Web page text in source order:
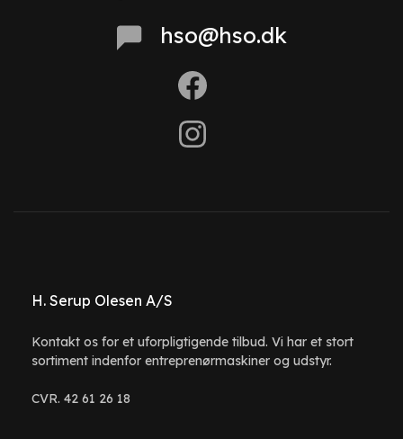
hso@hso.dk
H. Serup Olesen A/S
Kontakt os for et uforpligtigende tilbud. Vi har et stort
sortiment indenfor entreprenørmaskiner og udstyr.
CVR. 42 61 26 18